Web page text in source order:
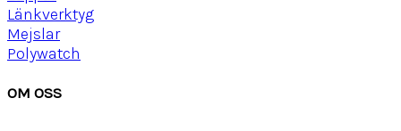
Länkverktyg
Mejslar
Polywatch
OM OSS